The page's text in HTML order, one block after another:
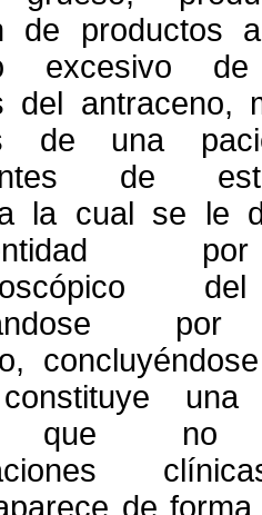
de productos
excesivo de
del antraceno,
de una
de
la cual se le
por
una
que no
de forma